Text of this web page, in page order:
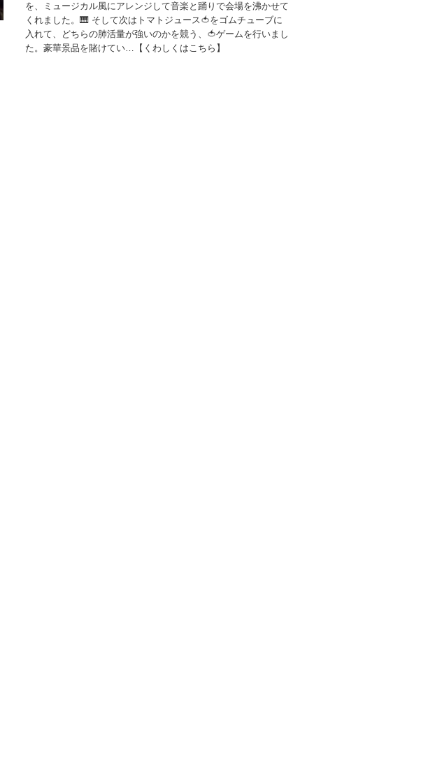
を、ミュージカル風にアレンジして音楽と踊りで会場を沸かせて
くれました。🎹 そして次はトマトジュース🍅をゴムチューブに
入れて、どちらの肺活量が強いのかを競う、🍅ゲームを行いまし
た。豪華景品を賭けてい…【くわしくはこちら】